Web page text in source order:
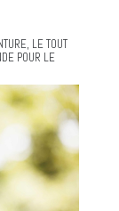
LE TOUT
POUR LE